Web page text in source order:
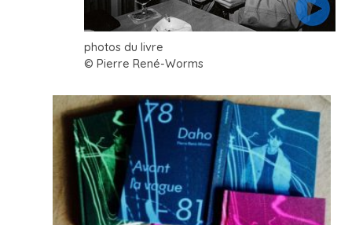
photos du livre
© Pierre René-Worms